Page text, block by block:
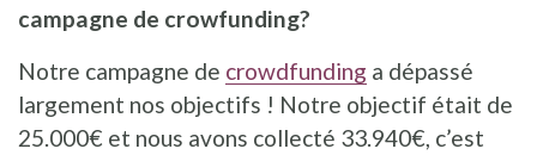
campagne de crowfunding?
Notre campagne de crowdfunding a dépassé
largement nos objectifs ! Notre objectif était de
25.000€ et nous avons collecté 33.940€, c’est